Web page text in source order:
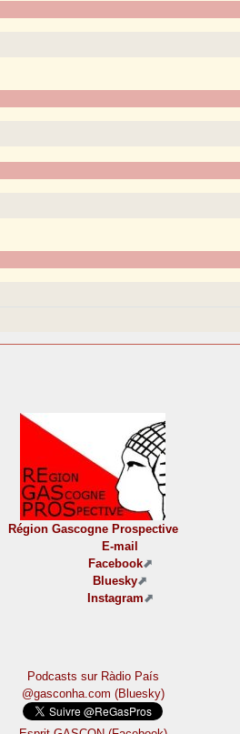
Région Gascogne Prospective
E-mail
Facebook
Bluesky
Instagram
Podcasts sur Ràdio País
@gasconha.com (Bluesky)